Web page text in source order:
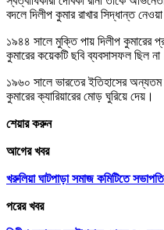
বদলে দিলীপ কুমার রাখার সিদ্ধান্ত
১৯৪৪ সালে মুক্তি পায় দিলীপ কুমারের
কুমারের কয়েকটি ছবি ব্যবসাসফল ছিল
১৯৬০ সালে ভারতের ইতিহাসের
কুমারের ক্যারিয়ারের মোড় ঘুরিয়ে দেয়।
শেয়ার করুন
আগের খবর
খরুলিয়া ঘাটপাড়া সমাজ কমিটিতে
পরের খবর